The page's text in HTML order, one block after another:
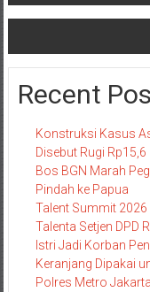
pos
Recent
Konstruksi Kasus
Disebut Rugi Rp15,6
Bos BGN Marah
Pindah ke Papua
Talent Summit
Talenta Setjen DPD
Istri Jadi Korban
Keranjang Dipakai
Polres Metro